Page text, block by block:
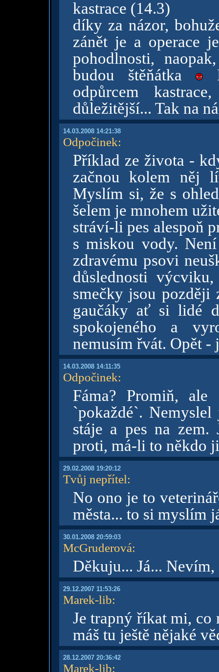
kastrace (14.3)
díky za názor,
zánět je a operace
pohodlnosti,
budou štěňátka
odpůrcem
důležitější... Tak na
14.03.2008 14:21:38
Odpočinek:
Příklad ze života -
začnou kolem něj
Myslím si, že s
šelem je mnohem
stráví-li pes alespoň
s miskou vody.
zdravému psovi
důslednosti
smečky jsou později
gaučáky ať si lidé
spokojeného a
nemusím řvát. Opět -
14.03.2008 14:11:35
Odpočinek:
Fáma? Promiň, ale
`pokaždé`.
stáje a pes na
proti, má-li to někdo
29.02.2008 19:20:12
Tvůj nepřítel:
No ono je to
města... to si myslím
30.01.2008 20:59:03
McGruderová:
Děkuju... Já...
29.12.2007 11:53:26
Marek-lib:
Je trapný říkat mi, co
máš tu ještě nějaké
28.12.2007 20:36:42
Marek-lib: